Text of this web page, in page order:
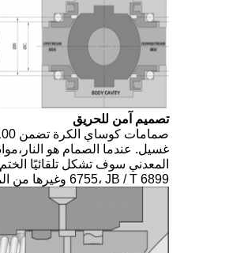
تصميم آمن للحريق
6755، JB / T 6899 وغيرها من المعايير،